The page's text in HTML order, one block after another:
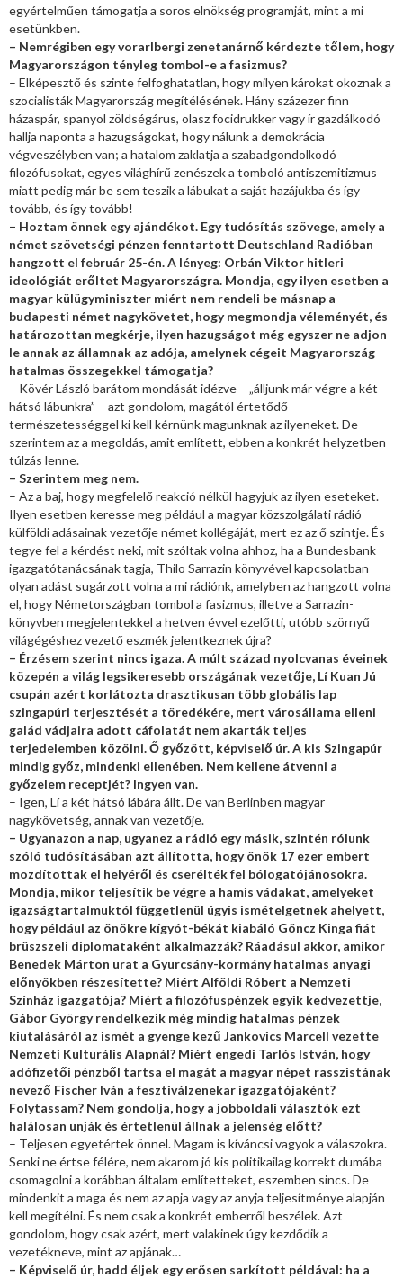
egyértelműen támogatja a soros elnökség programját, mint a mi
esetünkben.
– Nemrégiben egy vorarlbergi zenetanárnő kérdezte tőlem, hogy
Magyarországon tényleg tombol-e a fasizmus?
– Elképesztő és szinte felfoghatatlan, hogy milyen károkat okoznak a
szocialisták Magyarország megítélésének. Hány százezer finn
házaspár, spanyol zöldségárus, olasz focidrukker vagy ír gazdálkodó
hallja naponta a hazugságokat, hogy nálunk a demokrácia
végveszélyben van; a hatalom zaklatja a szabadgondolkodó
filozófusokat, egyes világhírű zenészek a tomboló antiszemitizmus
miatt pedig már be sem teszik a lábukat a saját hazájukba és így
tovább, és így tovább!
– Hoztam önnek egy ajándékot. Egy tudósítás szövege, amely a
német szövetségi pénzen fenntartott Deutschland Radióban
hangzott el február 25-én. A lényeg: Orbán Viktor hitleri
ideológiát erőltet Magyarországra. Mondja, egy ilyen esetben a
magyar külügyminiszter miért nem rendeli be másnap a
budapesti német nagykövetet, hogy megmondja véleményét, és
határozottan megkérje, ilyen hazugságot még egyszer ne adjon
le annak az államnak az adója, amelynek cégeit Magyarország
hatalmas összegekkel támogatja?
– Kövér László barátom mondását idézve – „álljunk már végre a két
hátsó lábunkra” – azt gondolom, magától értetődő
természetességgel ki kell kérnünk magunknak az ilyeneket. De
szerintem az a megoldás, amit említett, ebben a konkrét helyzetben
túlzás lenne.
– Szerintem meg nem.
– Az a baj, hogy megfelelő reakció nélkül hagyjuk az ilyen eseteket.
Ilyen esetben keresse meg például a magyar közszolgálati rádió
külföldi adásainak vezetője német kollégáját, mert ez az ő szintje. És
tegye fel a kérdést neki, mit szóltak volna ahhoz, ha a Bundesbank
igazgatótanácsának tagja, Thilo Sarrazin könyvével kapcsolatban
olyan adást sugárzott volna a mi rádiónk, amelyben az hangzott volna
el, hogy Németországban tombol a fasizmus, illetve a Sarrazin-
könyvben megjelentekkel a hetven évvel ezelőtti, utóbb szörnyű
világégéshez vezető eszmék jelentkeznek újra?
– Érzésem szerint nincs igaza. A múlt század nyolcvanas éveinek
közepén a világ legsikeresebb országának vezetője, Lí Kuan Jú
csupán azért korlátozta drasztikusan több globális lap
szingapúri terjesztését a töredékére, mert városállama elleni
galád vádjaira adott cáfolatát nem akarták teljes
terjedelemben közölni. Ő győzött, képviselő úr. A kis Szingapúr
mindig győz, mindenki ellenében. Nem kellene átvenni a
győzelem receptjét? Ingyen van.
– Igen, Lí a két hátsó lábára állt. De van Berlinben magyar
nagykövetség, annak van vezetője.
– Ugyanazon a nap, ugyanez a rádió egy másik, szintén rólunk
szóló tudósításában azt állította, hogy önök 17 ezer embert
mozdítottak el helyéről és cserélték fel bólogatójánosokra.
Mondja, mikor teljesítik be végre a hamis vádakat, amelyeket
igazságtartalmuktól függetlenül úgyis ismételgetnek ahelyett,
hogy például az önökre kígyót-békát kiabáló Göncz Kinga fiát
brüszszeli diplomataként alkalmazzák? Ráadásul akkor, amikor
Benedek Márton urat a Gyurcsány-kormány hatalmas anyagi
előnyökben részesítette? Miért Alföldi Róbert a Nemzeti
Színház igazgatója? Miért a filozófuspénzek egyik kedvezettje,
Gábor György rendelkezik még mindig hatalmas pénzek
kiutalásáról az ismét a gyenge kezű Jankovics Marcell vezette
Nemzeti Kulturális Alapnál? Miért engedi Tarlós István, hogy
adófizetői pénzből tartsa el magát a magyar népet rasszistának
nevező Fischer Iván a fesztiválzenekar igazgatójaként?
Folytassam? Nem gondolja, hogy a jobboldali választók ezt
halálosan unják és értetlenül állnak a jelenség előtt?
– Teljesen egyetértek önnel. Magam is kíváncsi vagyok a válaszokra.
Senki ne értse félére, nem akarom jó kis politikailag korrekt dumába
csomagolni a korábban általam említetteket, eszemben sincs. De
mindenkit a maga és nem az apja vagy az anyja teljesítménye alapján
kell megítélni. És nem csak a konkrét emberről beszélek. Azt
gondolom, hogy csak azért, mert valakinek úgy kezdődik a
vezetékneve, mint az apjának…
– Képviselő úr, hadd éljek egy erősen sarkított példával: ha a